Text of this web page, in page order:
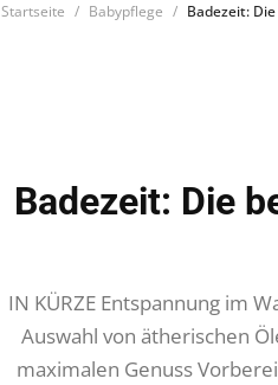
Startseite Babypflege Badezeit:
Badezeit: Die
IN KÜRZE Entspannung im
Auswahl von ätherischen
maximalen Genuss